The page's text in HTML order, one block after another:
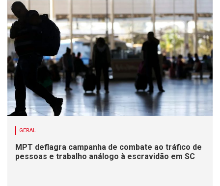
GERAL
MPT deflagra campanha de combate ao tráfico de
pessoas e trabalho análogo à escravidão em SC